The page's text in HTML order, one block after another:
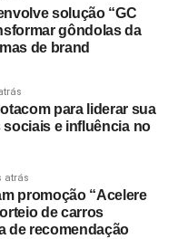
solução “GC
gôndolas da
de brand
para liderar sua
sociais e influência no
atrás
promoção “Acelere
de carros
de recomendação